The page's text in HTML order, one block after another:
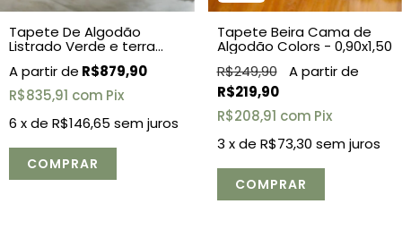
Tapete De Algodão
Listrado Verde e terra
R$879,90
R$835,91 com Pix
6 x de R$146,65 sem juros
Tapete Beira Cama de
Algodão Colors - 0,90x1,50
R$249,90
R$219,90
R$208,91 com Pix
3 x de R$73,30 sem juros